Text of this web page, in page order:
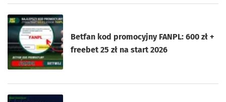
Betfan kod promocyjny FANPL: 600 zł +
freebet 25 zł na start 2026